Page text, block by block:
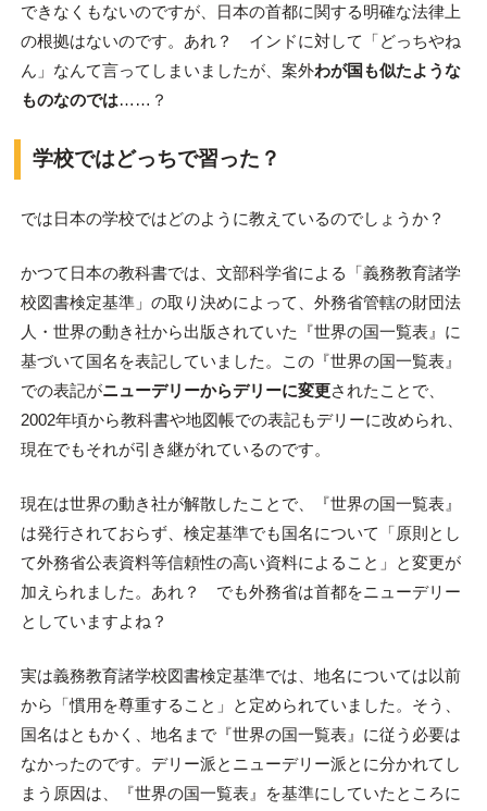
できなくもないのですが、日本の首都に関する明確な法律上
の根拠はないのです。あれ？ インドに対して「どっちやね
ん」なんて言ってしまいましたが、案外わが国も似たような
ものなのでは……？
学校ではどっちで習った？
では日本の学校ではどのように教えているのでしょうか？
かつて日本の教科書では、文部科学省による「義務教育諸学
校図書検定基準」の取り決めによって、外務省管轄の財団法
人・世界の動き社から出版されていた『世界の国一覧表』に
基づいて国名を表記していました。この『世界の国一覧表』
での表記がニューデリーからデリーに変更されたことで、
2002年頃から教科書や地図帳での表記もデリーに改められ、
現在でもそれが引き継がれているのです。
現在は世界の動き社が解散したことで、『世界の国一覧表』
は発行されておらず、検定基準でも国名について「原則とし
て外務省公表資料等信頼性の高い資料によること」と変更が
加えられました。あれ？ でも外務省は首都をニューデリー
としていますよね？
実は義務教育諸学校図書検定基準では、地名については以前
から「慣用を尊重すること」と定められていました。そう、
国名はともかく、地名まで『世界の国一覧表』に従う必要は
なかったのです。デリー派とニューデリー派とに分かれてし
まう原因は、『世界の国一覧表』を基準にしていたところに